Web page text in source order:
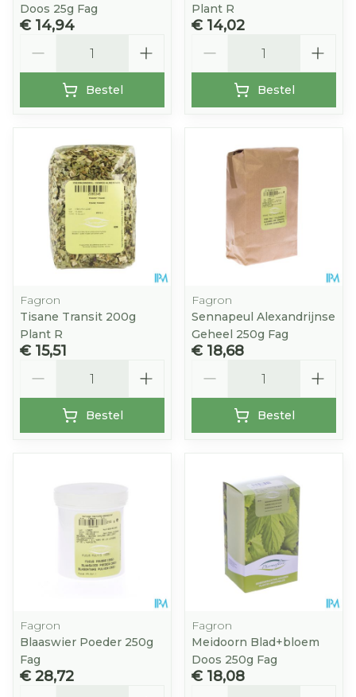
Doos 25g Fag
€ 14,94
Bestel
Plant R
€ 14,02
Bestel
Fagron
Tisane Transit 200g
Plant R
€ 15,51
Bestel
Fagron
Sennapeul Alexandrijnse
Geheel 250g Fag
€ 18,68
Bestel
Fagron
Blaaswier Poeder 250g
Fag
€ 28,72
Fagron
Meidoorn Blad+bloem
Doos 250g Fag
€ 18,08